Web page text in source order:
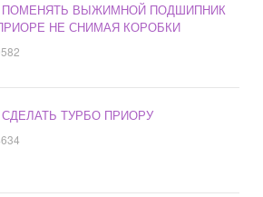
ПОМЕНЯТЬ ВЫЖИМНОЙ ПОДШИПНИК
НЕ СНИМАЯ КОРОБКИ
СДЕЛАТЬ ТУРБО ПРИОРУ